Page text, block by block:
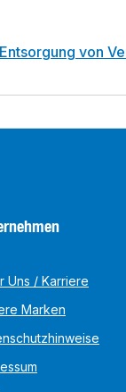
von
Uns / Karriere
Marken